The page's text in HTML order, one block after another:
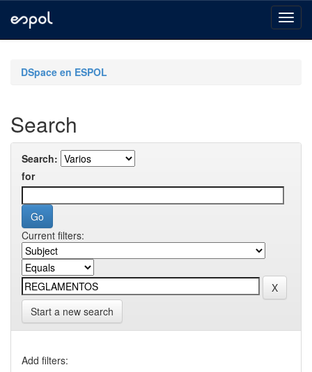
navigationDSpace en ESPOL
Search
Search:
for
Current filters:
Start a new search
Add filters: